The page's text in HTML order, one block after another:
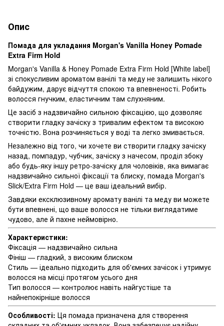
Опис
Помада для укладання Morgan's Vanilla Honey Pomade
Extra Firm Hold
Morgan's Vanilla & Honey Pomade Extra Firm Hold [White label]
зі спокусливим ароматом ванілі та меду не залишить нікого
байдужим, дарує відчуття спокою та впевненості. Робить
волосся гнучким, еластичним там слухняним.
Це засіб з надзвичайно сильною фіксацією, що дозволяє
створити гладку зачіску з тривалим ефектом та високою
точністю. Вона розчиняється у воді та легко змивається.
Незалежно від того, чи хочете ви створити гладку зачіску
назад, помпадур, чубчик, зачіску з начесом, проділ збоку
або будь-яку іншу ретро-зачіску для чоловіків, яка вимагає
надзвичайно сильної фіксації та блиску, помада Morgan's
Slick/Extra Firm Hold — це ваш ідеальний вибір.
Завдяки ексклюзивному аромату ванілі та меду ви можете
бути впевнені, що ваше волосся не тільки виглядатиме
чудово, але й пахне неймовірно.
Характеристики:
Фіксація — надзвичайно сильна
Фініш — гладкий, з високим блиском
Стиль — ідеально підходить для об'ємних зачісок і утримує
волосся на місці протягом усього дня
Тип волосся — контролює навіть найгустіше та
найнепокірніше волосся
Особливості: Ця помада призначена для створення